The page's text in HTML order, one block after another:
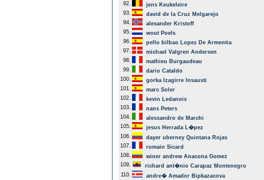
92.
jens Keukeleire
93.
david de la Cruz Melgarejo
94.
alexander Kristoff
95.
wout Poels
96.
pello bilbao Lopez De Armentia
97.
michael Valgren Andersen
98.
mathieu Burgaudeau
99.
dario Cataldo
100.
gorka Izagirre Insausti
101.
marc Soler
102.
kevin Ledanois
103.
nans Peters
104.
alessandro de Marchi
105.
jesus Herrada L�pez
106.
dayer uberney Quintana Rojas
107.
romain Sicard
108.
winer andrew Anacona Gomez
109.
richard ant�nio Carapaz Montenegro
110.
andre� Amador Bipkazacova